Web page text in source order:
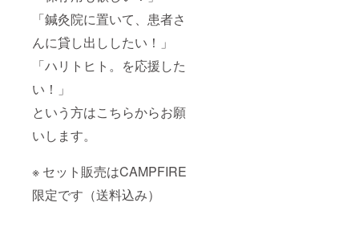
「鍼灸院に置いて、患者さ
んに貸し出ししたい！」
「ハリトヒト。を応援した
い！」
という方はこちらからお願
いします。
※ セット販売はCAMPFIRE
限定です（送料込み）